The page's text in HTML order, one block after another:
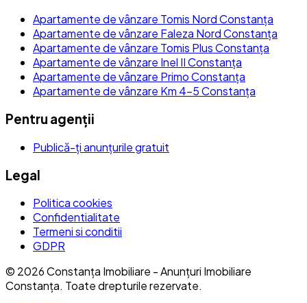
Apartamente de vânzare Tomis Nord Constanța
Apartamente de vânzare Faleza Nord Constanța
Apartamente de vânzare Tomis Plus Constanța
Apartamente de vânzare Inel II Constanța
Apartamente de vânzare Primo Constanța
Apartamente de vânzare Km 4-5 Constanța
Pentru agenții
Publică-ți anunțurile gratuit
Legal
Politica cookies
Confidentialitate
Termeni si conditii
GDPR
© 2026Constanța Imobiliare - Anunțuri Imobiliare
Constanța. Toate drepturile rezervate.